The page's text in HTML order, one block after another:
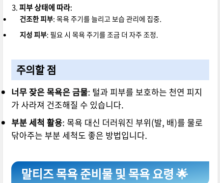
피부 상태에 따라:
건조한 피부: 목욕 주기를 늘리고 보습 관리에 집중.
지성 피부: 필요 시 목욕 주기를 조금 더 자주 조정.
주의할 점
너무 잦은 목욕은 금물: 털과 피부를 보호하는 천연 피지
가 사라져 건조해질 수 있습니다.
부분 세척 활용: 목욕 대신 더러워진 부위(발, 배)를 물로
닦아주는 부분 세척도 좋은 방법입니다.
말티즈 목욕 준비물 및 목욕 요령 🌟